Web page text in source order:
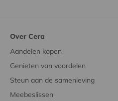
Over Cera
Aandelen kopen
Genieten van voordelen
Steun aan de samenleving
Meebeslissen